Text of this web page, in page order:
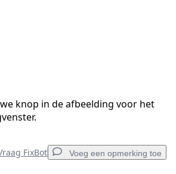
knop in de afbeelding voor het
FixBot Voeg een opmerking toe